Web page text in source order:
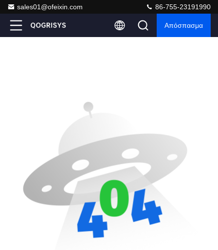
sales01@ofeixin.com 86-755-23191990
Απόσπασμα